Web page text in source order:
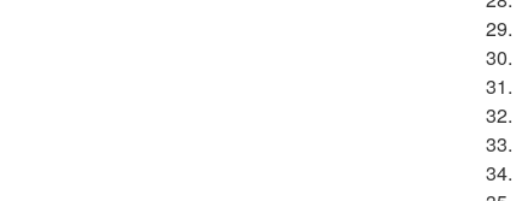
29.
30.
31.
32.
33.
34.